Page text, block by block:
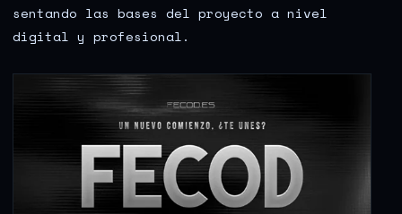
sentando las bases del proyecto a nivel
digital y profesional.